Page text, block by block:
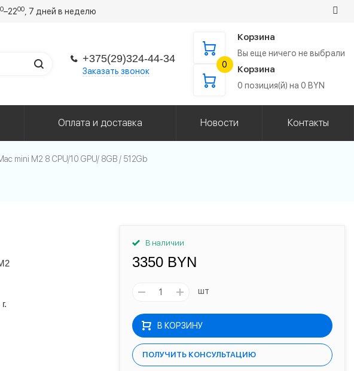
–2200, 7 дней в неделю
+375(29)324-44-34
Заказать звонок
Корзина
Вы еще ничего не выбрали
0
Корзина
0 позиция(й) на 0 BYN
Оплата и доставка Новости Контакты
mini M2 8 CPU/10 GPU/ 8GB / 512Gb
В наличии
3350 BYN
шт
В КОРЗИНУ
ПОЛУЧИТЬ КОНСУЛЬТАЦИЮ